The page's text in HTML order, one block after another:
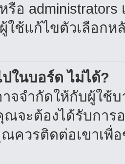
รือ
ใช้แก้ไขตัวเลือกห
ปในบอร์ด ไม่ได้?
จจำกัดให้กับผู้ใช้บ
จะต้องได้รับการ
ควรติดต่อเขาเพื่